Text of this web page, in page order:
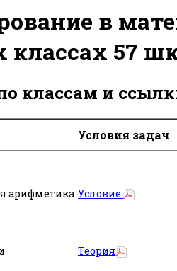
в
классах 57
классам и
Условия задач
арифметика Условие
Теория